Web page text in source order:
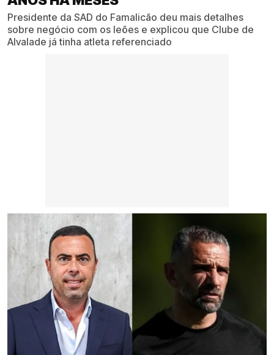
Presidente da SAD do Famalicão deu mais detalhes
sobre negócio com os leões e explicou que Clube de
Alvalade já tinha atleta referenciado